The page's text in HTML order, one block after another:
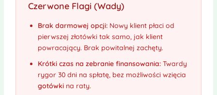
Czerwone Flagi (Wady)
Brak darmowej opcji:Nowy klient płaci od
pierwszej złotówki tak samo, jak klient
powracający. Brak powitalnej zachęty.
Krótki czas na zebranie finansowania:Twardy
rygor 30 dni na spłatę, bez możliwości wzięcia
gotówkina raty.